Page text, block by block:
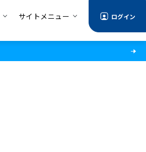
サイトメニュー ログイン